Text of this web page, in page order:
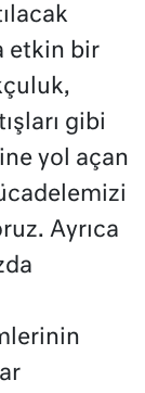
etkin bir
gibi
yol açan
Ayrıca